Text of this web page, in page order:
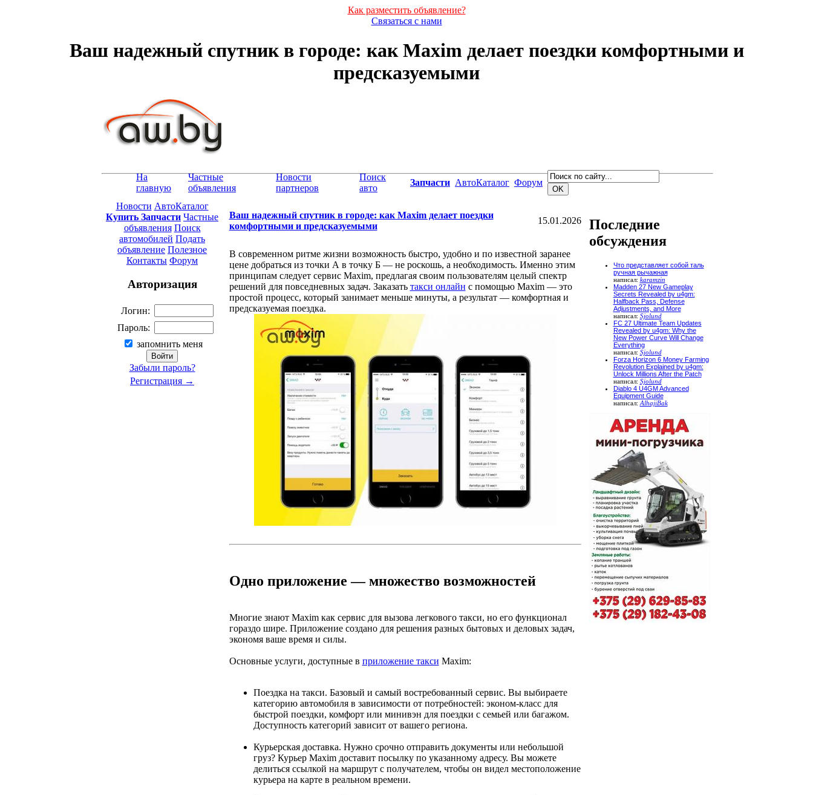
Как разместить объявление?
Связаться с нами
Ваш надежный спутник в городе: как Maxim делает поездки комфортными и
предсказуемыми
На
главную
Частные
объявления
Новости
партнеров
Поиск
авто
Запчасти АвтоКаталог Форум
Новости АвтоКаталог
Купить Запчасти Частные
объявления Поиск
автомобилей Подать
объявление Полезное
Контакты Форум
Авторизация
Логин:
Пароль:
запомнить меня
Забыли пароль?
Регистрация →
Ваш надежный спутник в городе: как Maxim делает поездки
комфортными и предсказуемыми
15.01.2026
В современном ритме жизни возможность быстро, удобно и по известной заранее
цене добраться из точки А в точку Б — не роскошь, а необходимость. Именно этим
принципам следует сервис Maxim, предлагая своим пользователям целый спектр
решений для повседневных задач. Заказать такси онлайн с помощью Maxim — это
простой процесс, который занимает меньше минуты, а результат — комфортная и
предсказуемая поездка.
Одно приложение — множество возможностей
Многие знают Maxim как сервис для вызова легкового такси, но его функционал
гораздо шире. Приложение создано для решения разных бытовых и деловых задач,
экономя ваше время и силы.
Основные услуги, доступные в приложение такси Maxim:
Поездка на такси. Базовый и самый востребованный сервис. Вы выбираете
категорию автомобиля в зависимости от потребностей: эконом-класс для
быстрой поездки, комфорт или минивэн для поездки с семьей или багажом.
Доступность категорий зависит от вашего региона.
Курьерская доставка. Нужно срочно отправить документы или небольшой
груз? Курьер Maxim доставит посылку по указанному адресу. Вы можете
делиться ссылкой на маршрут с получателем, чтобы он видел местоположение
курьера на карте в реальном времени.
Последние
обсуждения
Что представляет собой таль
ручная рычажная
написал: karamzin
Madden 27 New Gameplay
Secrets Revealed by u4gm:
Halfback Pass, Defense
Adjustments, and More
написал: Sjolund
FC 27 Ultimate Team Updates
Revealed by u4gm: Why the
New Power Curve Will Change
Everything
написал: Sjolund
Forza Horizon 6 Money Farming
Revolution Explained by u4gm:
Unlock Millions After the Patch
написал: Sjolund
Diablo 4 U4GM Advanced
Equipment Guide
написал: AlhajiBak